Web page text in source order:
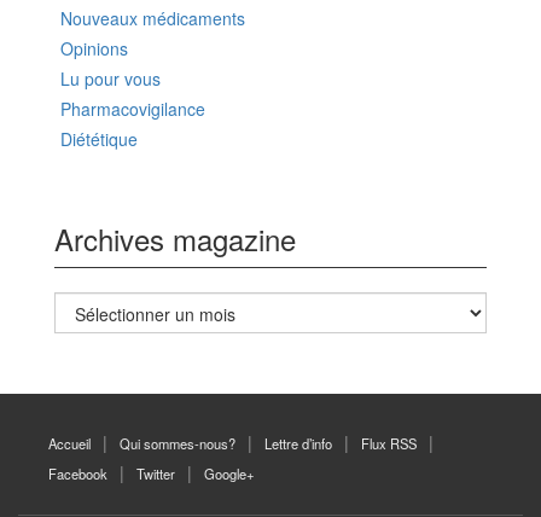
Nouveaux médicaments
Opinions
Lu pour vous
Pharmacovigilance
Diététique
Archives magazine
Archives
magazine
Accueil Qui sommes-nous? Lettre d’info
Flux RSS
Facebook
Twitter Google+